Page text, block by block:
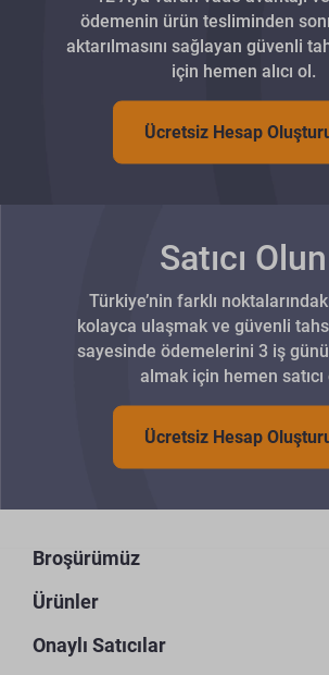
ödemenin ürün tesliminden
aktarılmasını sağlayan güvenli
için hemen alıcı ol.
Ücretsiz Hesap
Satıcı Olun
Türkiye’nin farklı
kolayca ulaşmak ve güvenli
sayesinde ödemelerini 3 iş
almak için hemen satıcı
Ücretsiz Hesap
Broşürümüz
Ürünler
Onaylı Satıcılar